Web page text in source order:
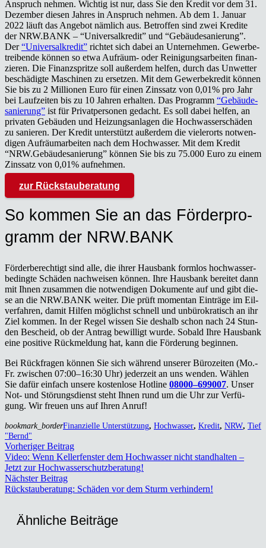
Anspruch neh­men. Wich­tig ist nur, dass Sie den Kre­dit vor dem 31.
Dezem­ber die­sen Jah­res in Anspruch neh­men. Ab dem 1. Janu­ar
2022 läuft das Ange­bot näm­lich aus. Betrof­fen sind zwei Kre­di­te
der NRW.BANK – “Uni­ver­sal­kre­dit” und “Gebäu­de­sa­nie­rung”.
Der“Uni­ver­sal­kre­dit” rich­tet sich dabei an Unter­neh­men. Gewer­be­
trei­ben­de kön­nen so etwa Auf­räum- oder Rei­ni­gungs­ar­bei­ten finan­
zie­ren. Die Finanz­sprit­ze soll außer­dem hel­fen, durch das Unwet­ter
beschä­dig­te Maschi­nen zu erset­zen. Mit dem Gewer­be­kre­dit kön­nen
Sie bis zu 2 Mil­lio­nen Euro für einen Zins­satz von 0,01% pro Jahr
bei Lauf­zei­ten bis zu 10 Jah­ren erhal­ten. Das Pro­gramm “Gebäu­de­
sa­nie­rung” ist für Pri­vat­per­so­nen gedacht. Es soll dabei hel­fen, an
pri­va­ten Gebäu­den und Hei­zungs­an­la­gen die Hoch­was­ser­schä­den
zu sanie­ren. Der Kre­dit unter­stützt außer­dem die vie­ler­orts not­wen­
di­gen Auf­räum­ar­bei­ten nach dem Hoch­was­ser. Mit dem Kre­dit
“NRW.Gebäudesanierung” kön­nen Sie bis zu 75.000 Euro zu einem
Zins­satz von 0,01% auf­neh­men.
zur Rück­stau­be­ra­tung
So kom­men Sie an das För­der­pro­
gramm der NRW.BANK
För­der­be­rech­tigt sind alle, die ihrer Haus­bank form­los hoch­was­ser­
be­ding­te Schä­den nach­wei­sen kön­nen. Ihre Haus­bank berei­tet dann
mit Ihnen zusam­men die not­wen­di­gen Doku­men­te auf und gibt die­
se an die NRW.BANK wei­ter. Die prüft momen­tan Ein­trä­ge im Eil­
ver­fah­ren, damit Hil­fen mög­lichst schnell und unbü­ro­kra­tisch an ihr
Ziel kom­men. In der Regel wis­sen Sie des­halb schon nach 24 Stun­
den Bescheid, ob der Antrag bewil­ligt wur­de. Sobald Ihre Haus­bank
eine posi­ti­ve Rück­mel­dung hat, kann die För­de­rung begin­nen.
Bei Rück­fra­gen kön­nen Sie sich wäh­rend unse­rer Büro­zei­ten (Mo.-
Fr. zwi­schen 07:00–16:30 Uhr) jeder­zeit an uns wen­den. Wäh­len
Sie dafür ein­fach unse­re kos­ten­lo­se Hot­line 08000–699007. Unser
Not- und Stö­rungs­dienst steht Ihnen rund um die Uhr zur Ver­fü­
gung. Wir freu­en uns auf Ihren Anruf!
bookmark_borderFinanzielle Unterstützung, Hochwasser, Kredit, NRW, Tief
"Bernd"
Vorheriger Beitrag
Video: Wenn Kel­ler­fens­ter dem Hoch­was­ser nicht stand­hal­ten –
Jetzt zur Hoch­was­ser­schutz­be­ra­tung!
Nächster Beitrag
Rück­stau­be­ra­tung: Schä­den vor dem Sturm ver­hin­dern!
Ähn­li­che Bei­trä­ge